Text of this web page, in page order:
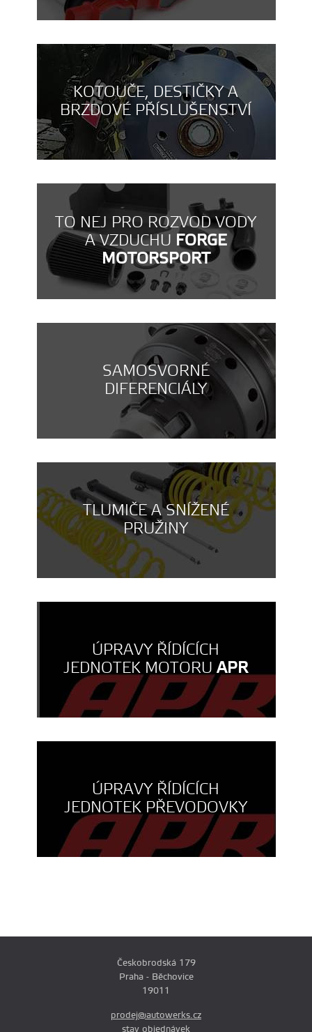
KOTOUČE, DESTIČKY A
BRZDOVÉ PŘÍSLUŠENSTVÍ
TO NEJ PRO ROZVOD VODY
A VZDUCHU FORGE
MOTORSPORT
SAMOSVORNÉ
DIFERENCIÁLY
TLUMIČE A SNÍŽENÉ
PRUŽINY
ÚPRAVY ŘÍDÍCÍCH
JEDNOTEK MOTORUAPR
ÚPRAVY ŘÍDÍCÍCH
JEDNOTEK PŘEVODOVKY
Českobrodská 179
Praha - Běchovice
19011
prodej@autowerks.cz
stav objednávek